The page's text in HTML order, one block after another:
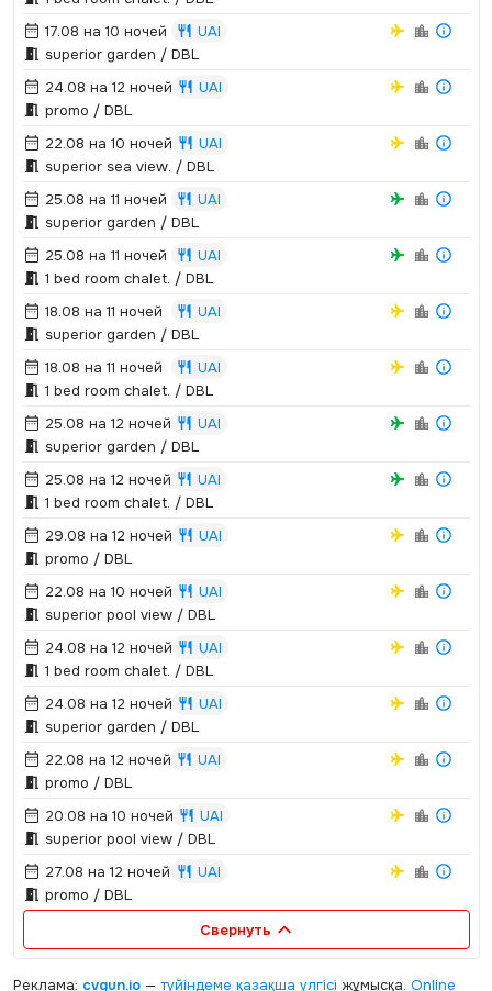
17.08 на 10 ночей
UAI
superior garden / DBL
24.08 на 12 ночей
UAI
promo / DBL
22.08 на 10 ночей
UAI
superior sea view.­ / DBL
25.08 на 11 ночей
UAI
superior garden / DBL
25.08 на 11 ночей
UAI
1 bed room chalet.­ / DBL
18.08 на 11 ночей
UAI
superior garden / DBL
18.08 на 11 ночей
UAI
1 bed room chalet.­ / DBL
25.08 на 12 ночей
UAI
superior garden / DBL
25.08 на 12 ночей
UAI
1 bed room chalet.­ / DBL
29.08 на 12 ночей
UAI
promo / DBL
22.08 на 10 ночей
UAI
superior pool view / DBL
24.08 на 12 ночей
UAI
1 bed room chalet.­ / DBL
24.08 на 12 ночей
UAI
superior garden / DBL
22.08 на 12 ночей
UAI
promo / DBL
20.08 на 10 ночей
UAI
superior pool view / DBL
27.08 на 12 ночей
UAI
promo / DBL
Свернуть
Реклама: cvgun.io— түйіндеме қазақша үлгісі жұмысқа. Online